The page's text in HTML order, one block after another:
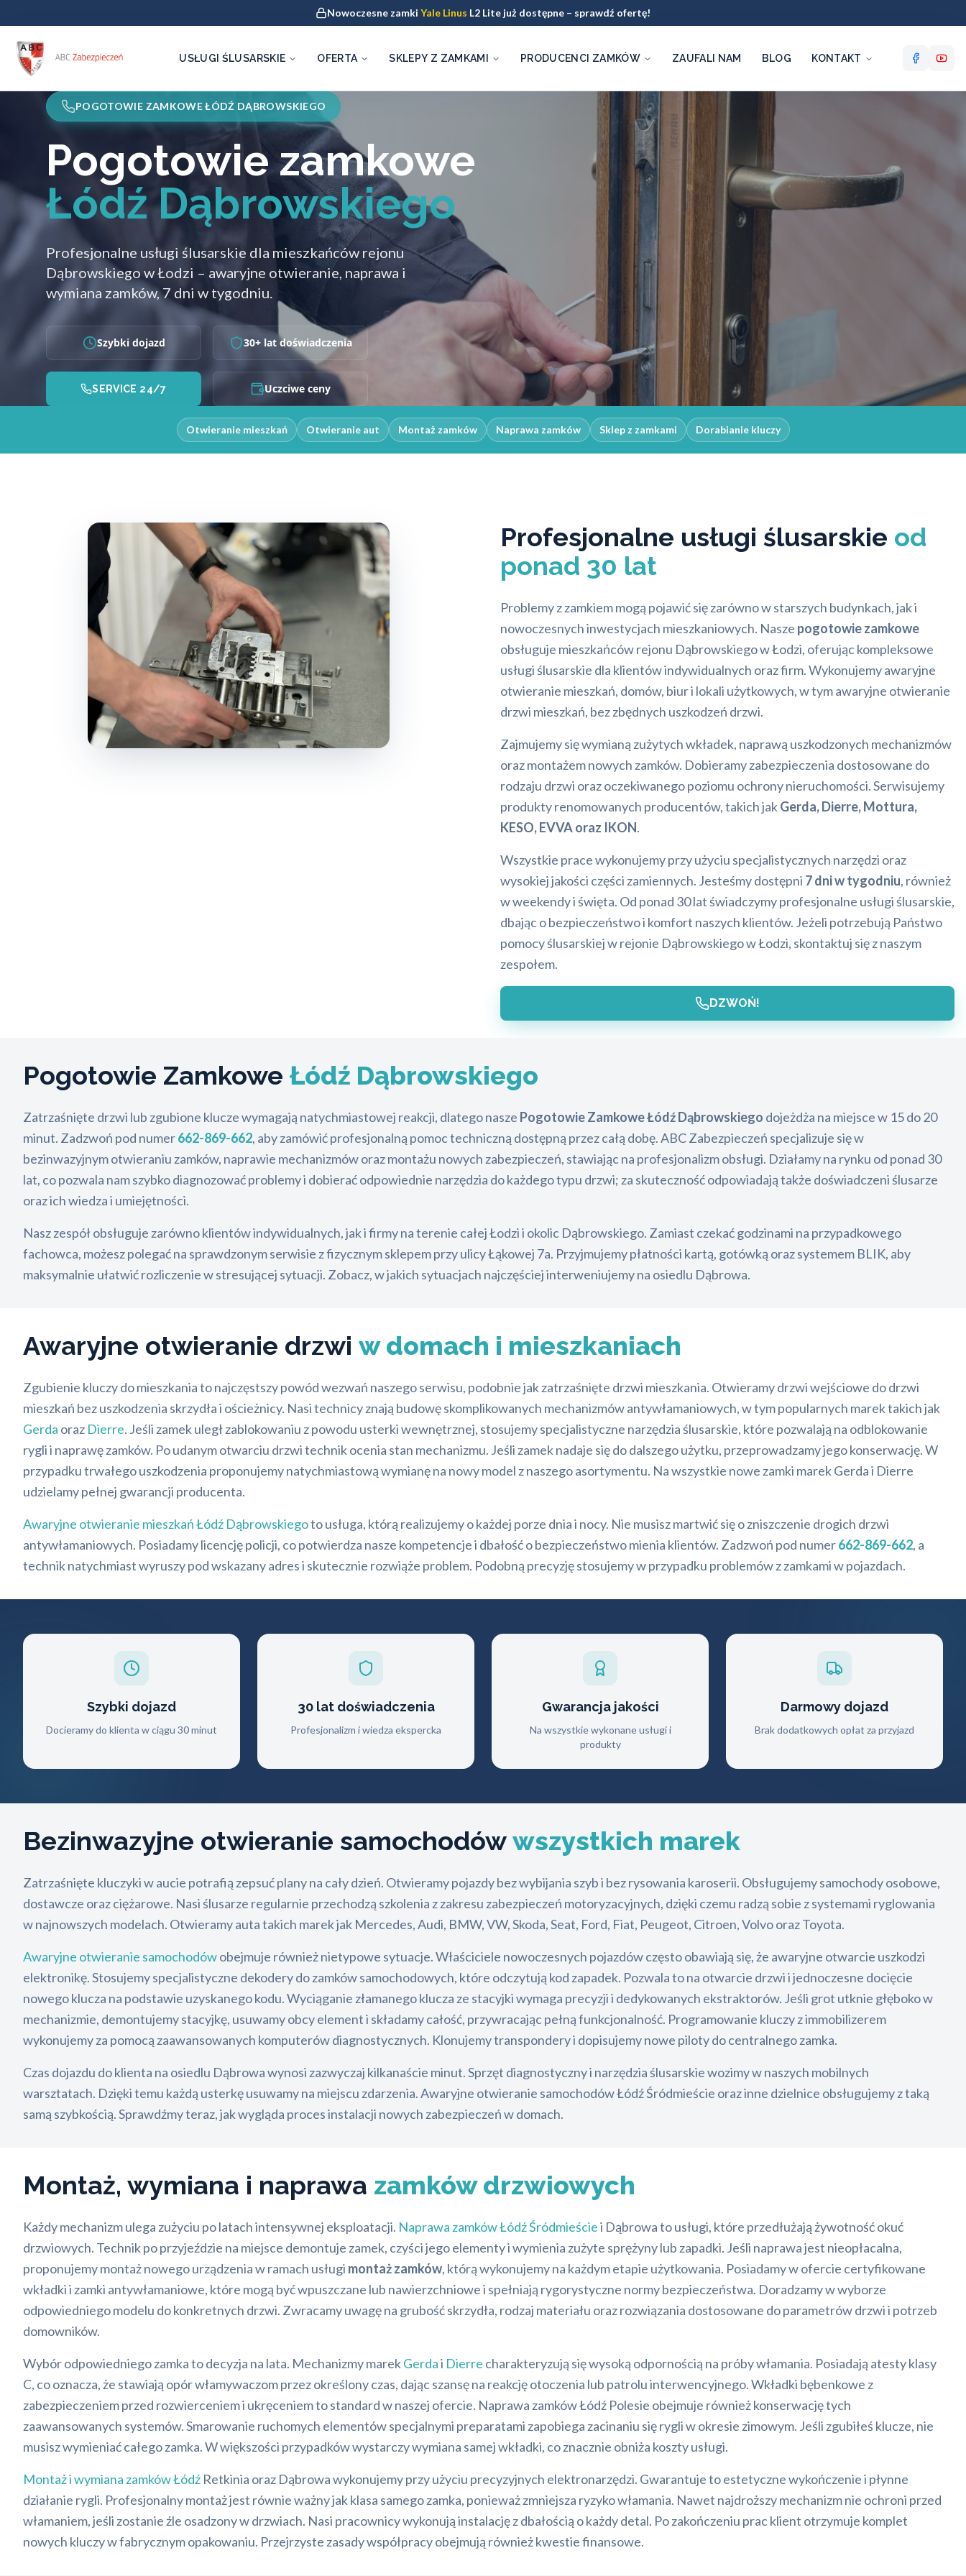
Nowoczesne zamki Yale Linus L2 Lite już dostępne – sprawdź ofertę!
USŁUGI ŚLUSARSKIE OFERTA SKLEPY Z ZAMKAMI PRODUCENCI ZAMKÓW ZAUFALI NAM BLOG KONTAKT
POGOTOWIE ZAMKOWE ŁÓDŹ DĄBROWSKIEGO
Pogotowie zamkowe
Łódź Dąbrowskiego
Profesjonalne usługi ślusarskie dla mieszkańców rejonu
Dąbrowskiego w Łodzi – awaryjne otwieranie, naprawa i
wymiana zamków, 7 dni w tygodniu.
Szybki dojazd 30+ lat doświadczenia
SERVICE 24/7 Uczciwe ceny
Otwieranie mieszkań Otwieranie aut Montaż zamków Naprawa zamków Sklep z zamkami Dorabianie kluczy
Profesjonalne usługi ślusarskie od
ponad 30 lat
Problemy z zamkiem mogą pojawić się zarówno w starszych budynkach, jak i
nowoczesnych inwestycjach mieszkaniowych. Nasze pogotowie zamkowe
obsługuje mieszkańców rejonu Dąbrowskiego w Łodzi, oferując kompleksowe
usługi ślusarskie dla klientów indywidualnych oraz firm. Wykonujemy awaryjne
otwieranie mieszkań, domów, biur i lokali użytkowych, w tym awaryjne otwieranie
drzwi mieszkań, bez zbędnych uszkodzeń drzwi.
Zajmujemy się wymianą zużytych wkładek, naprawą uszkodzonych mechanizmów
oraz montażem nowych zamków. Dobieramy zabezpieczenia dostosowane do
rodzaju drzwi oraz oczekiwanego poziomu ochrony nieruchomości. Serwisujemy
produkty renomowanych producentów, takich jakGerda, Dierre, Mottura,
KESO, EVVA oraz IKON.
Wszystkie prace wykonujemy przy użyciu specjalistycznych narzędzi oraz
wysokiej jakości części zamiennych. Jesteśmy dostępni 7 dni w tygodniu, również
w weekendy i święta. Od ponad 30 lat świadczymy profesjonalne usługi ślusarskie,
dbając o bezpieczeństwo i komfort naszych klientów. Jeżeli potrzebują Państwo
pomocy ślusarskiej w rejonie Dąbrowskiego w Łodzi, skontaktuj się z naszym
zespołem.
DZWOŃ!
Pogotowie ZamkoweŁódź Dąbrowskiego
Zatrzaśnięte drzwi lub zgubione klucze wymagają natychmiastowej reakcji, dlatego nasze Pogotowie Zamkowe Łódź Dąbrowskiego dojeżdża na miejsce w 15 do 20
minut. Zadzwoń pod numer662-869-662, aby zamówić profesjonalną pomoc techniczną dostępną przez całą dobę. ABC Zabezpieczeń specjalizuje się w
bezinwazyjnym otwieraniu zamków, naprawie mechanizmów oraz montażu nowych zabezpieczeń, stawiając na profesjonalizm obsługi. Działamy na rynku od ponad 30
lat, co pozwala nam szybko diagnozować problemy i dobierać odpowiednie narzędzia do każdego typu drzwi; za skuteczność odpowiadają także doświadczeni ślusarze
oraz ich wiedza i umiejętności.
Nasz zespół obsługuje zarówno klientów indywidualnych, jak i firmy na terenie całej Łodzi i okolic Dąbrowskiego. Zamiast czekać godzinami na przypadkowego
fachowca, możesz polegać na sprawdzonym serwisie z fizycznym sklepem przy ulicy Łąkowej 7a. Przyjmujemy płatności kartą, gotówką oraz systemem BLIK, aby
maksymalnie ułatwić rozliczenie w stresującej sytuacji. Zobacz, w jakich sytuacjach najczęściej interweniujemy na osiedlu Dąbrowa.
Awaryjne otwieranie drzwi w domach i mieszkaniach
Zgubienie kluczy do mieszkania to najczęstszy powód wezwań naszego serwisu, podobnie jak zatrzaśnięte drzwi mieszkania. Otwieramy drzwi wejściowe do drzwi
mieszkań bez uszkodzenia skrzydła i ościeżnicy. Nasi technicy znają budowę skomplikowanych mechanizmów antywłamaniowych, w tym popularnych marek takich jak
Gerda oraz Dierre. Jeśli zamek uległ zablokowaniu z powodu usterki wewnętrznej, stosujemy specjalistyczne narzędzia ślusarskie, które pozwalają na odblokowanie
rygli i naprawę zamków. Po udanym otwarciu drzwi technik ocenia stan mechanizmu. Jeśli zamek nadaje się do dalszego użytku, przeprowadzamy jego konserwację. W
przypadku trwałego uszkodzenia proponujemy natychmiastową wymianę na nowy model z naszego asortymentu. Na wszystkie nowe zamki marek Gerda i Dierre
udzielamy pełnej gwarancji producenta.
Awaryjne otwieranie mieszkań Łódź Dąbrowskiegoto usługa, którą realizujemy o każdej porze dnia i nocy. Nie musisz martwić się o zniszczenie drogich drzwi
antywłamaniowych. Posiadamy licencję policji, co potwierdza nasze kompetencje i dbałość o bezpieczeństwo mienia klientów. Zadzwoń pod numer662-869-662, a
technik natychmiast wyruszy pod wskazany adres i skutecznie rozwiąże problem. Podobną precyzję stosujemy w przypadku problemów z zamkami w pojazdach.
Szybki dojazd
Docieramy do klienta w ciągu 30 minut
30 lat doświadczenia
Profesjonalizm i wiedza ekspercka
Gwarancja jakości
Na wszystkie wykonane usługi i
produkty
Darmowy dojazd
Brak dodatkowych opłat za przyjazd
Bezinwazyjne otwieranie samochodówwszystkich marek
Zatrzaśnięte kluczyki w aucie potrafią zepsuć plany na cały dzień. Otwieramy pojazdy bez wybijania szyb i bez rysowania karoserii. Obsługujemy samochody osobowe,
dostawcze oraz ciężarowe. Nasi ślusarze regularnie przechodzą szkolenia z zakresu zabezpieczeń motoryzacyjnych, dzięki czemu radzą sobie z systemami ryglowania
w najnowszych modelach. Otwieramy auta takich marek jak Mercedes, Audi, BMW, VW, Skoda, Seat, Ford, Fiat, Peugeot, Citroen, Volvo oraz Toyota.
Awaryjne otwieranie samochodówobejmuje również nietypowe sytuacje. Właściciele nowoczesnych pojazdów często obawiają się, że awaryjne otwarcie uszkodzi
elektronikę. Stosujemy specjalistyczne dekodery do zamków samochodowych, które odczytują kod zapadek. Pozwala to na otwarcie drzwi i jednoczesne docięcie
nowego klucza na podstawie uzyskanego kodu. Wyciąganie złamanego klucza ze stacyjki wymaga precyzji i dedykowanych ekstraktorów. Jeśli grot utknie głęboko w
mechanizmie, demontujemy stacyjkę, usuwamy obcy element i składamy całość, przywracając pełną funkcjonalność. Programowanie kluczy z immobilizerem
wykonujemy za pomocą zaawansowanych komputerów diagnostycznych. Klonujemy transpondery i dopisujemy nowe piloty do centralnego zamka.
Czas dojazdu do klienta na osiedlu Dąbrowa wynosi zazwyczaj kilkanaście minut. Sprzęt diagnostyczny i narzędzia ślusarskie wozimy w naszych mobilnych
warsztatach. Dzięki temu każdą usterkę usuwamy na miejscu zdarzenia. Awaryjne otwieranie samochodów Łódź Śródmieście oraz inne dzielnice obsługujemy z taką
samą szybkością. Sprawdźmy teraz, jak wygląda proces instalacji nowych zabezpieczeń w domach.
Montaż, wymiana i naprawa zamków drzwiowych
Każdy mechanizm ulega zużyciu po latach intensywnej eksploatacji. Naprawa zamków Łódź Śródmieściei Dąbrowa to usługi, które przedłużają żywotność okuć
drzwiowych. Technik po przyjeździe na miejsce demontuje zamek, czyści jego elementy i wymienia zużyte sprężyny lub zapadki. Jeśli naprawa jest nieopłacalna,
proponujemy montaż nowego urządzenia w ramach usługi montaż zamków, którą wykonujemy na każdym etapie użytkowania. Posiadamy w ofercie certyfikowane
wkładki i zamki antywłamaniowe, które mogą być wpuszczane lub nawierzchniowe i spełniają rygorystyczne normy bezpieczeństwa. Doradzamy w wyborze
odpowiedniego modelu do konkretnych drzwi. Zwracamy uwagę na grubość skrzydła, rodzaj materiału oraz rozwiązania dostosowane do parametrów drzwi i potrzeb
domowników.
Wybór odpowiedniego zamka to decyzja na lata. Mechanizmy marekGerdai Dierre charakteryzują się wysoką odpornością na próby włamania. Posiadają atesty klasy
C, co oznacza, że stawiają opór włamywaczom przez określony czas, dając szansę na reakcję otoczenia lub patrolu interwencyjnego. Wkładki bębenkowe z
zabezpieczeniem przed rozwierceniem i ukręceniem to standard w naszej ofercie. Naprawa zamków Łódź Polesie obejmuje również konserwację tych
zaawansowanych systemów. Smarowanie ruchomych elementów specjalnymi preparatami zapobiega zacinaniu się rygli w okresie zimowym. Jeśli zgubiłeś klucze, nie
musisz wymieniać całego zamka. W większości przypadków wystarczy wymiana samej wkładki, co znacznie obniża koszty usługi.
Montaż i wymiana zamków Łódź Retkinia oraz Dąbrowa wykonujemy przy użyciu precyzyjnych elektronarzędzi. Gwarantuje to estetyczne wykończenie i płynne
działanie rygli. Profesjonalny montaż jest równie ważny jak klasa samego zamka, ponieważ zmniejsza ryzyko włamania. Nawet najdroższy mechanizm nie ochroni przed
włamaniem, jeśli zostanie źle osadzony w drzwiach. Nasi pracownicy wykonują instalację z dbałością o każdy detal. Po zakończeniu prac klient otrzymuje komplet
nowych kluczy w fabrycznym opakowaniu. Przejrzyste zasady współpracy obejmują również kwestie finansowe.